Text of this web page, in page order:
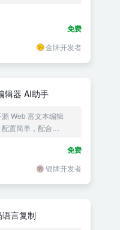
免费
金牌开发者
辑器 AI助手
Web 富文本编辑
置简单，配合
免费
银牌开发者
语言复制